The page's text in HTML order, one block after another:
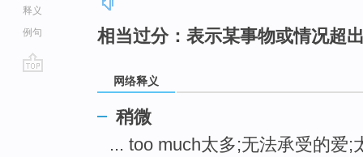
释义
例句
相当过分：表示某事物或情况超
网络释义
稍微
... too much太多;无法承受的爱